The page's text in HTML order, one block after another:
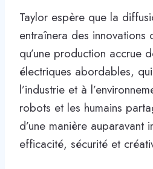
Taylor espère que la
entraînera des innovations
qu’une production accrue
électriques abordables,
l’industrie et à
robots et les humains
d’une manière auparavant
efficacité, sécurité et